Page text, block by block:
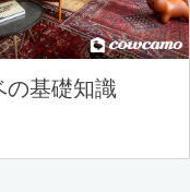
の基礎知識